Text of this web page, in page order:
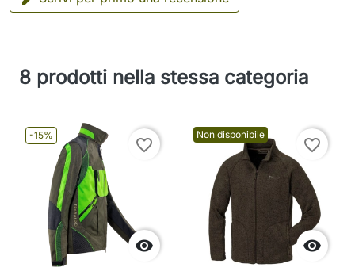
8 prodotti nella stessa categoria
-15%

favorite_border
Non disponibile

favorite_border